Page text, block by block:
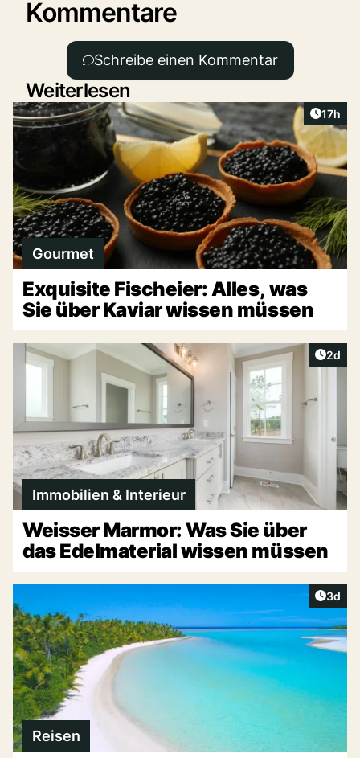
Kommentare
Schreibe einen Kommentar
Weiterlesen
Artikel
17h
Gourmet
Exquisite Fischeier: Alles, was
Sie über Kaviar wissen müssen
2d
Immobilien & Interieur
Weisser Marmor: Was Sie über
das Edelmaterial wissen müssen
3d
Reisen